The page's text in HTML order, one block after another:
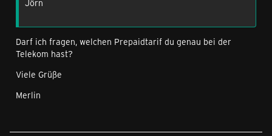
Jörn
Darf ich fragen, welchen Prepaidtarif du genau bei der
Telekom hast?
Viele Grüße
Merlin